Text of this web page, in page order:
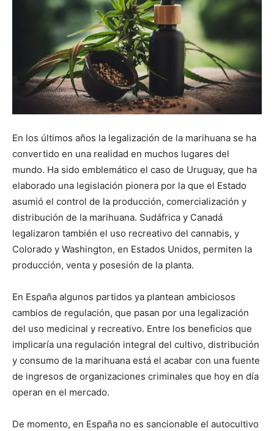
En los últimos años la legalización de la marihuana se ha
convertido en una realidad en muchos lugares del
mundo. Ha sido emblemático el caso de Uruguay, que ha
elaborado una legislación pionera por la que el Estado
asumió el control de la producción, comercialización y
distribución de la marihuana. Sudáfrica y Canadá
legalizaron también el uso recreativo del cannabis, y
Colorado y Washington, en Estados Unidos, permiten la
producción, venta y posesión de la planta.
En España algunos partidos ya plantean ambiciosos
cambios de regulación, que pasan por una legalización
del uso medicinal y recreativo. Entre los beneficios que
implicaría una regulación integral del cultivo, distribución
y consumo de la marihuana está el acabar con una fuente
de ingresos de organizaciones criminales que hoy en día
operan en el mercado.
De momento, en España no es sancionable el autocultivo